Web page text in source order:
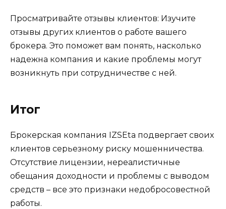
Просматривайте отзывы клиентов: Изучите
отзывы других клиентов о работе вашего
брокера. Это поможет вам понять, насколько
надежна компания и какие проблемы могут
возникнуть при сотрудничестве с ней.
Итог
Брокерская компания IZSEta подвергает своих
клиентов серьезному риску мошенничества.
Отсутствие лицензии, нереалистичные
обещания доходности и проблемы с выводом
средств – все это признаки недобросовестной
работы.